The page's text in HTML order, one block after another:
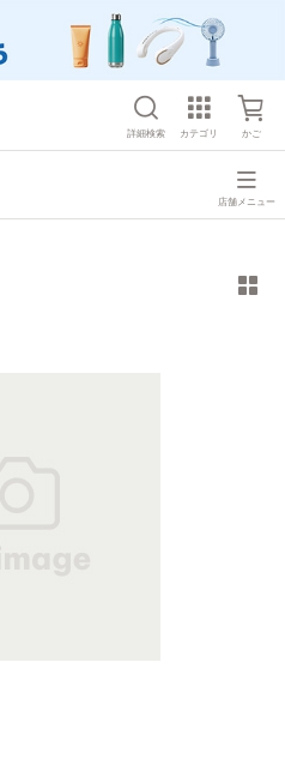
詳細検索 カテゴリ かご
店舗メニュー